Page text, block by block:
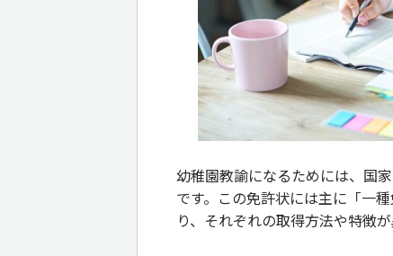
幼稚園教諭になるためには、国
です。この免許状には主に「一
り、それぞれの取得方法や特徴が